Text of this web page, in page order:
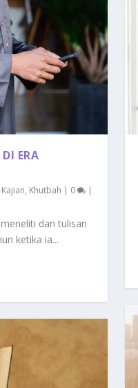
ERA
Kajian, Khutbah | 0 |
dan tulisan
ketika ia...